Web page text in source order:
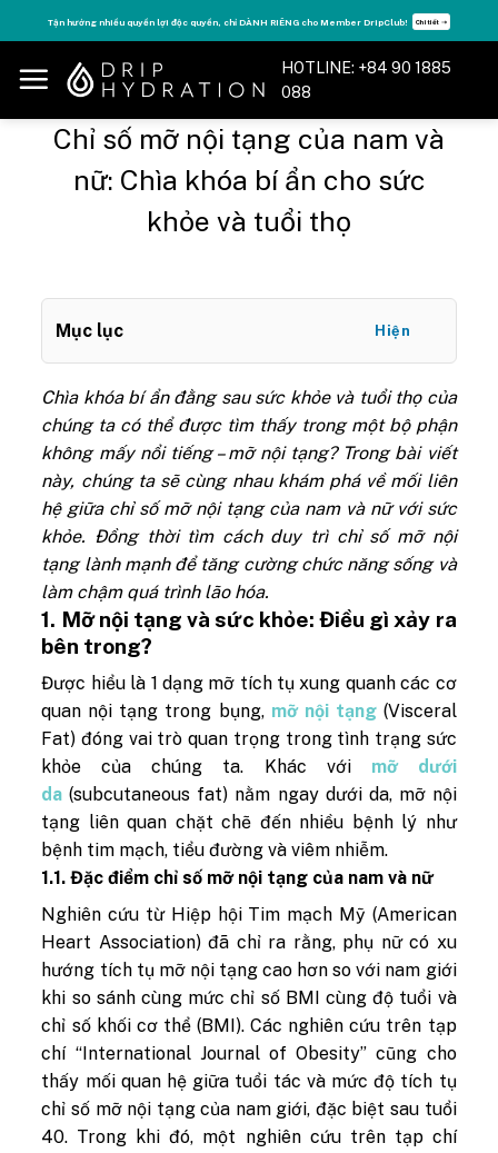
to
content
Tận hưởng nhiều quyền lợi độc quyền, chỉ DÀNH RIÊNG cho Member DripClub! Chi tiết ➝
HOTLINE: +84 90 1885
088
Chỉ số mỡ nội tạng của nam và
nữ: Chìa khóa bí ẩn cho sức
khỏe và tuổi thọ
Mục lục Hiện
Chìa khóa bí ẩn đằng sau sức khỏe và tuổi thọ của
chúng ta có thể được tìm thấy trong một bộ phận
không mấy nổi tiếng – mỡ nội tạng? Trong bài viết
này, chúng ta sẽ cùng nhau khám phá về mối liên
hệ giữa chỉ số mỡ nội tạng của nam và nữ với sức
khỏe. Đồng thời tìm cách duy trì chỉ số mỡ nội
tạng lành mạnh để tăng cường chức năng sống và
làm chậm quá trình lão hóa.
1. Mỡ nội tạng và sức khỏe: Điều gì xảy ra
bên trong?
Được hiểu là 1 dạng mỡ tích tụ xung quanh các cơ
quan nội tạng trong bụng, mỡ nội tạng(Visceral
Fat) đóng vai trò quan trọng trong tình trạng sức
khỏe của chúng ta. Khác với mỡ dưới
da (subcutaneous fat) nằm ngay dưới da, mỡ nội
tạng liên quan chặt chẽ đến nhiều bệnh lý như
bệnh tim mạch, tiểu đường và viêm nhiễm.
1.1. Đặc điểm chỉ số mỡ nội tạng của nam và nữ
Nghiên cứu từ Hiệp hội Tim mạch Mỹ (American
Heart Association) đã chỉ ra rằng, phụ nữ có xu
hướng tích tụ mỡ nội tạng cao hơn so với nam giới
khi so sánh cùng mức chỉ số BMI cùng độ tuổi và
chỉ số khối cơ thể (BMI). Các nghiên cứu trên tạp
chí “International Journal of Obesity” cũng cho
thấy mối quan hệ giữa tuổi tác và mức độ tích tụ
chỉ số mỡ nội tạng của nam giới, đặc biệt sau tuổi
40. Trong khi đó, một nghiên cứu trên tạp chí